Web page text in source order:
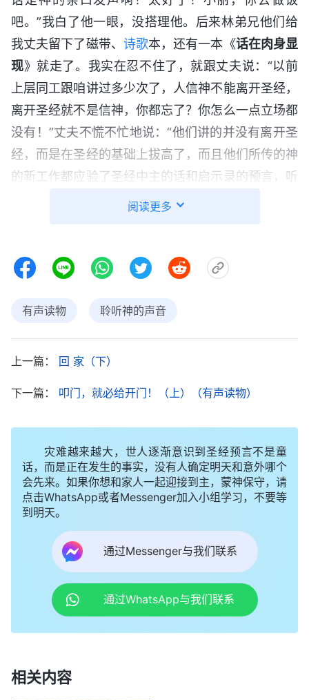
吧。”我白了他一眼，没搭理他。后来林弟兄他们给
我丈夫留下了磁带、 诗歌本，还有一本《话在肉身显
现》就走了。我实在忍不住了，就跟丈夫说：“以前
上层同工跟咱讲过多少次了，人信神不能离开圣经，
离开圣经就不是信神，你都忘了？你怎么一点立场都
没有！”丈夫不慌不忙地说：“他们讲的并没有离开圣
经，而是在圣经的基础上拔高了，而且他们所传的神
的新工作都应验了圣经中主的话和启示录的预言，听
了他们的交通，我对圣经中很多不明白的地方都明
成这样了，你还守着上层同工的话不放，你这不是太
生气地说：“你知道个啥？离开圣经就是背叛主，你
此后，丈夫每天一有时间就看林弟兄留下的那本
《 话在肉身显现》。一天凌晨三点多，丈夫又起来看
忘了吗？”《话・卷一 神的显现与作工・彼得认识“耶稣”
的过程》听他念出了声，我有些生气，心想：这一大
早的，让不让人睡觉了！过了一会儿，我又依稀听到
因为耶稣在没有钉十字架以前向他说过这话：‘我不
属世界，你也不属世界
工・彼得认识“耶稣”的过程》
，奇怪！这书里怎么还提
主耶稣 呢？难道我听错了吗？接着我又清晰地听到
难道你忘了吗？……你真忘了吗？”听到这儿，我心
里一动，再也睡不着了，我在心里说：这话是谁说的
呢？神哪！是你在问我吗？这话就像你在对我说似
看看那本书里到底说的是啥，到底离没离开圣经，这
阅读更多
有声读物 聆听神的声音
上一篇： 回 家（下）
下一篇： 叩门，就必给开门！（上）（有声读物）
灾难越来越大，世人逐渐意识到圣经预言不是童
话，而是正在发生的事实，没有人确定明天和意外哪个
会先来。如果你想和家人一起迎接到主，蒙神保守，请
点击WhatsApp或者Messenger加入小组学习，不要等
到明天。
通过Messenger与我们联系
通过WhatsApp与我们联系
相关内容